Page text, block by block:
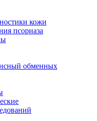
кожи
псориаза
обменных